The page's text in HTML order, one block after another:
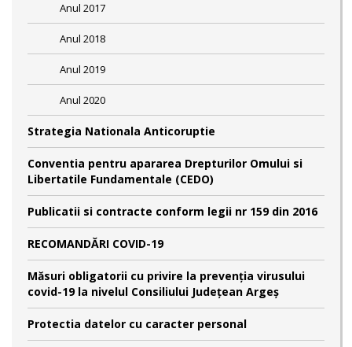
Anul 2017
Anul 2018
Anul 2019
Anul 2020
Strategia Nationala Anticoruptie
Conventia pentru apararea Drepturilor Omului si
Libertatile Fundamentale (CEDO)
Publicatii si contracte conform legii nr 159 din 2016
RECOMANDĂRI COVID-19
Măsuri obligatorii cu privire la prevenția virusului
covid-19 la nivelul Consiliului Județean Argeș
Protectia datelor cu caracter personal